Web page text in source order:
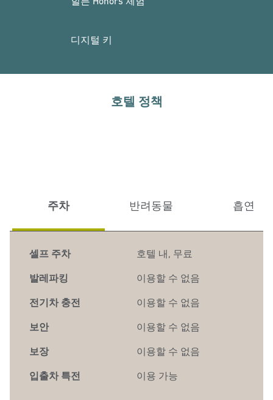
디지털 키
호텔 정책
주차 반려동물 흡연
셀프 주차 호텔 내, 무료
발레파킹 이용할 수 없음
전기차 충전 이용할 수 없음
보안 이용할 수 없음
보장 이용할 수 없음
입출차 특전 이용 가능